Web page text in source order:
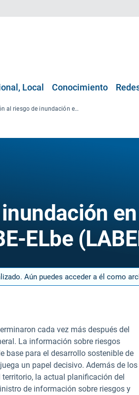
Local Conocimiento
Adaptación al riesgo de inundación en la cuenca hidrográfica LABE-ELbe
ELbe
Aún puedes acceder a él como
cada vez más después del
La información sobre riesgos
base para el desarrollo sostenible de
un papel decisivo. Además de los
la actual planificación del
de información sobre riesgos y